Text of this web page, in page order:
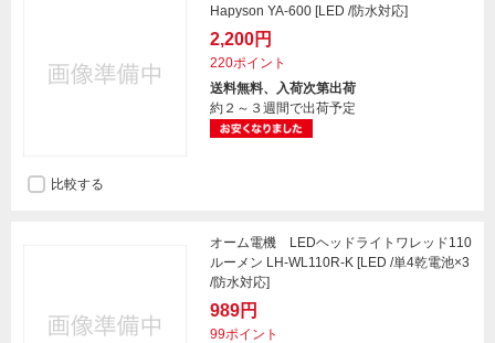
Hapyson YA-600 [LED /防水対応]
2,200円
220ポイント
送料無料、入荷次第出荷
約２～３週間で出荷予定
比較する
オーム電機 LEDヘッドライトワレッド110
ルーメン LH-WL110R-K [LED /単4乾電池×3
/防水対応]
989円
99ポイント